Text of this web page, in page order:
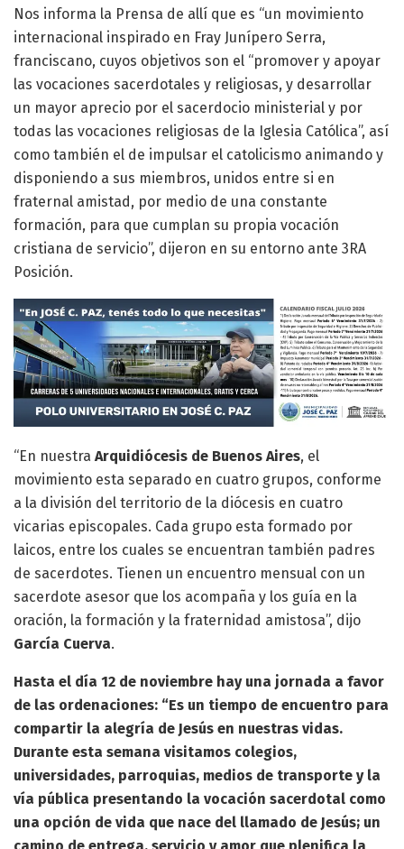
Nos informa la Prensa de allí que es “un movimiento
internacional inspirado en Fray Junípero Serra,
franciscano, cuyos objetivos son el “promover y apoyar
las vocaciones sacerdotales y religiosas, y desarrollar
un mayor aprecio por el sacerdocio ministerial y por
todas las vocaciones religiosas de la Iglesia Católica”, así
como también el de impulsar el catolicismo animando y
disponiendo a sus miembros, unidos entre si en
fraternal amistad, por medio de una constante
formación, para que cumplan su propia vocación
cristiana de servicio”, dijeron en su entorno ante 3RA
Posición.
“En nuestra Arquidiócesis de Buenos Aires, el
movimiento esta separado en cuatro grupos, conforme
a la división del territorio de la diócesis en cuatro
vicarias episcopales. Cada grupo esta formado por
laicos, entre los cuales se encuentran también padres
de sacerdotes. Tienen un encuentro mensual con un
sacerdote asesor que los acompaña y los guía en la
oración, la formación y la fraternidad amistosa”, dijo
García Cuerva.
Hasta el día 12 de noviembre hay una jornada a favor
de las ordenaciones: “Es un tiempo de encuentro para
compartir la alegría de Jesús en nuestras vidas.
Durante esta semana visitamos colegios,
universidades, parroquias, medios de transporte y la
vía pública presentando la vocación sacerdotal como
una opción de vida que nace del llamado de Jesús; un